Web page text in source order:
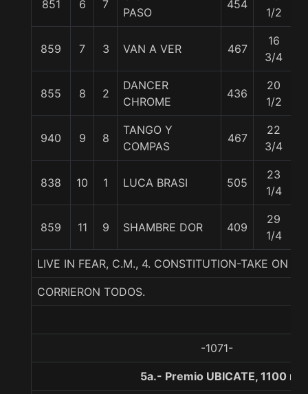
851 6 7
PASO
454
1/2
859 7 3 VAN A VER 467
16
3/4
855 8 2
DANCER
CHROME
436
20
1/2
940 9 8
TANGO Y
COMPAS
467
22
3/4
838 10 1 LUCA BRASI 505
23
1/4
859 11 9 SHAMBRE DOR 409
29
1/4
LIVE IN FEAR, C.M., 4. CONSTITUTION-TAKE ON
CORRIERON TODOS.
-1071-
5a.- Premio UBICATE, 1100